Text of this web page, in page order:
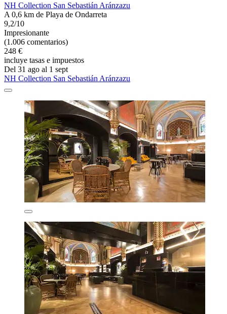
NH Collection San Sebastián Aránzazu
A 0,6 km de Playa de Ondarreta
9,2/10
Impresionante
(1.006 comentarios)
248 €
incluye tasas e impuestos
Del 31 ago al 1 sept
NH Collection San Sebastián Aránzazu